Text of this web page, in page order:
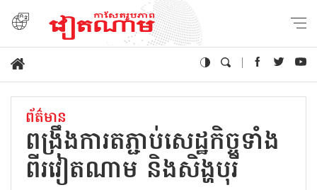
ព័ត៌មាន
ពង្រឹងការតភ្ជាប់សេដ្ឋកិច្ចទាំង
ពីរវៀតណាម និងសិង្ហបុរី